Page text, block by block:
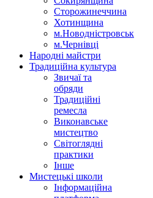
Сторожинеччина
Хотинщина
м.Новодністровськ
м.Чернівці
Народні майстри
Традиційна культура
Звичаї та
обряди
Традиційні
ремесла
Виконавське
мистецтво
Світоглядні
практики
Інше
Мистецькі школи
Інформаційна